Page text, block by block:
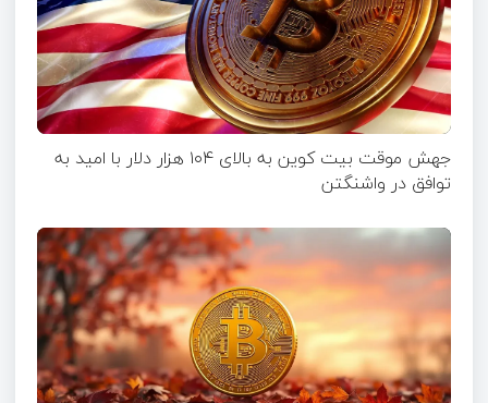
جهش موقت بیت‌ کوین به بالای ۱۰۴ هزار دلار با امید به
توافق در واشنگتن